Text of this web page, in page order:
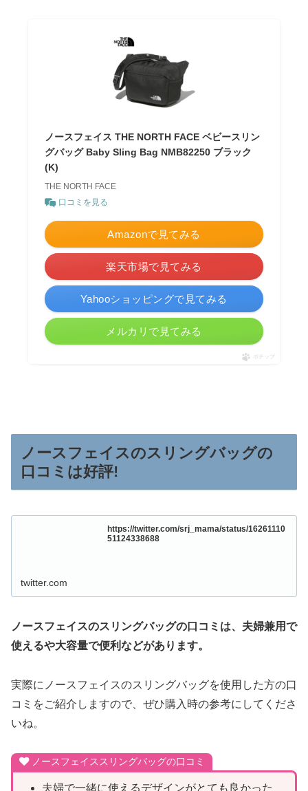
ノースフェイス THE NORTH FACE ベビースリン
グバッグ Baby Sling Bag NMB82250 ブラック
(K)
THE NORTH FACE
口コミを見る
Amazonで見てみる
楽天市場で見てみる
Yahooショッピングで見てみる
メルカリで見てみる
ポチップ
ノースフェイスのスリングバッグの
口コミは好評!
https://twitter.com/srj_mama/status/16261110
51124338688
twitter.com
ノースフェイスのスリングバッグの口コミは、夫婦兼用で
使えるや大容量で便利などがあります。
実際にノースフェイスのスリングバッグを使用した方の口
コミをご紹介しますので、ぜひ購入時の参考にしてくださ
いね。
ノースフェイススリングバッグの口コミ
夫婦で一緒に使えるデザインがとても良かった